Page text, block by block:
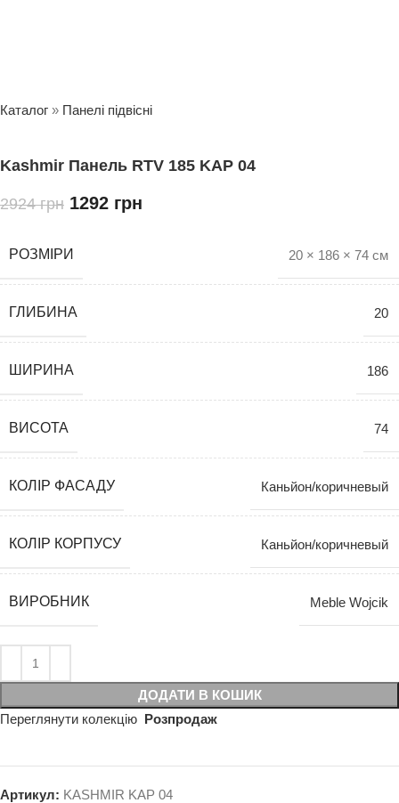
Каталог » Панелі підвісні
Kashmir Панель RTV 185 KAP 04
2924грн 1292 грн
РОЗМІРИ 20 × 186 × 74 см
ГЛИБИНА 20
ШИРИНА 186
ВИСОТА 74
КОЛІР ФАСАДУ Каньйон/коричневый
КОЛІР КОРПУСУ Каньйон/коричневый
ВИРОБНИК Meble Wojcik
ДОДАТИ В КОШИК
Переглянути колекцію Розпродаж
Артикул: KASHMIR KAP 04